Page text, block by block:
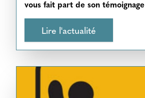
vous fait part de son témoignage
Lire l'actualité